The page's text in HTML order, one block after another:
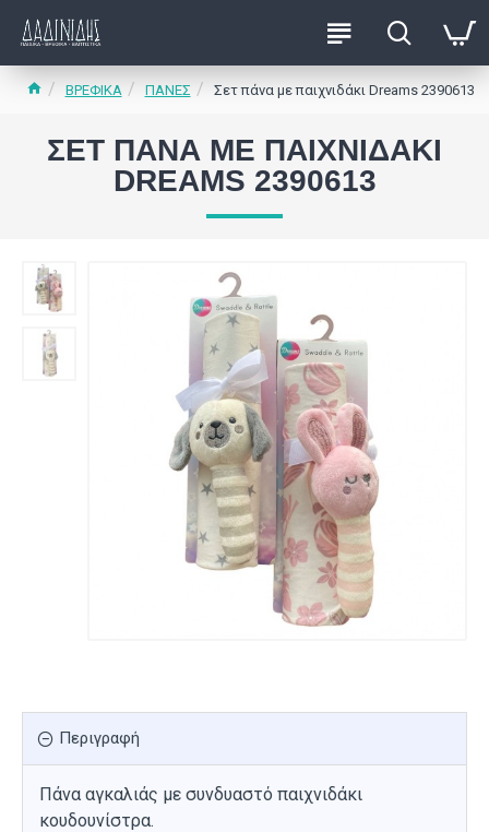
ΒΡΕΦΙΚΑ ΠΑΝΕΣ Σετ πάνα με παιχνιδάκι Dreams 2390613
ΣΕΤ ΠΆΝΑ ΜΕ ΠΑΙΧΝΙΔΆΚΙ
DREAMS 2390613
Περιγραφή
Πάνα αγκαλιάς με συνδυαστό παιχνιδάκι
κουδουνίστρα.